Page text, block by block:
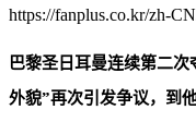
https://fanplus.co.kr/zh-
巴黎圣日耳曼连续第二
外貌”再次引发争议，到